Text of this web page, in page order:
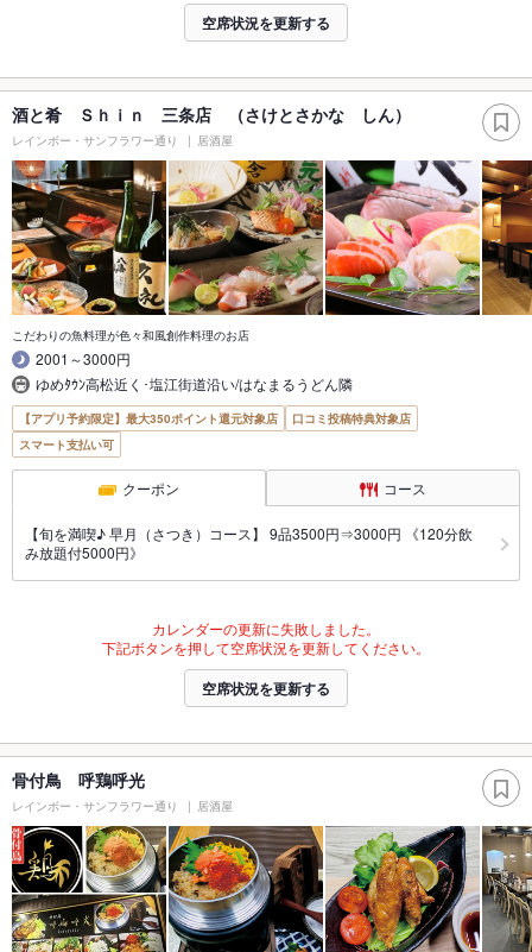
空席状況を更新する
酒と肴 Ｓｈｉｎ 三条店 （さけとさかな しん）
レインボー・サンフラワー通り 居酒屋
こだわりの魚料理が色々和風創作料理のお店
2001～3000円
ゆめﾀｳﾝ高松近く･塩江街道沿い/はなまるうどん隣
【アプリ予約限定】最大350ポイント還元対象店
口コミ投稿特典対象店
スマート支払い可
クーポン コース
【旬を満喫♪ 早月（さつき）コース】 9品3500円⇒3000円 《120分飲
み放題付5000円》
カレンダーの更新に失敗しました。
下記ボタンを押して空席状況を更新してください。
空席状況を更新する
骨付鳥 呼鶏呼光
レインボー・サンフラワー通り 居酒屋